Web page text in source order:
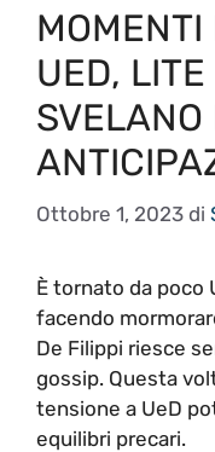
MOMENTI
UED,
SVELANO
Ottobre 1, 2023 di
È tornato da poco
facendo
De Filippi riesce
gossip. Questa
tensione a UeD
equilibri precari.